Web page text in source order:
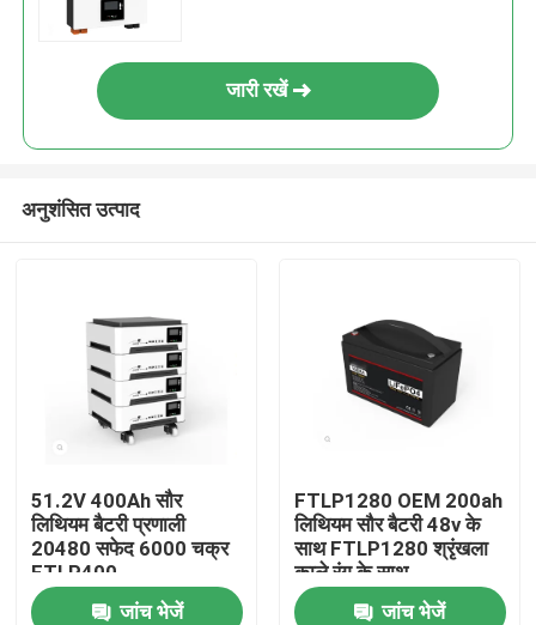
जारी रखें
अनुशंसित उत्पाद
51.2V 400Ah सौर
लिथियम बैटरी प्रणाली
20480 सफेद 6000 चक्र
FTLP400
जांच भेजें
FTLP1280 OEM 200ah
लिथियम सौर बैटरी 48v के
साथ FTLP1280 श्रृंखला
काले रंग के साथ
जांच भेजें